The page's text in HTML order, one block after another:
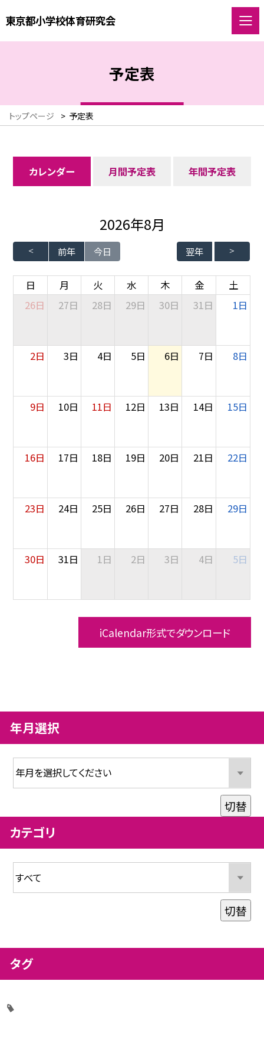
東京都小学校体育研究会
予定表
トップページ > 予定表
カレンダー 月間予定表 年間予定表
前年 今日
2026年8月
翌年
日 月 火 水 木 金
土
26日
27日 28日 29日 30日 31日 1日
2日 3日 4日 5日 6日 7日 8日
9日 10日 11日 12日 13日 14日 15日
16日 17日 18日 19日 20日 21日 22日
23日 24日 25日 26日 27日 28日 29日
30日 31日 1日 2日 3日 4日 5日
iCalendar形式でダウンロード
年月選択
切替
カテゴリ
切替
タグ